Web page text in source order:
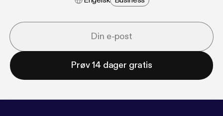
Prøv 14 dager gratis